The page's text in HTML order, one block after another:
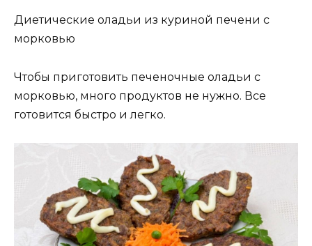
Диетические оладьи из куриной печени с
морковью
Чтобы приготовить печеночные оладьи с
морковью, много продуктов не нужно. Все
готовится быстро и легко.